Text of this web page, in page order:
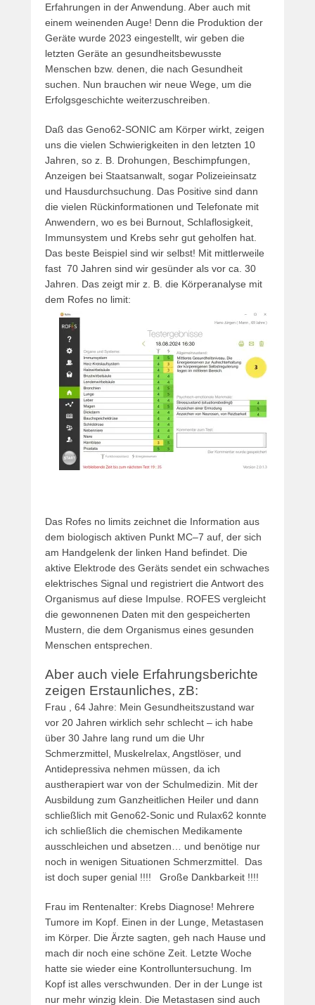
Erfahrungen in der Anwendung. Aber auch mit
einem weinenden Auge! Denn die Produktion der
Geräte wurde 2023 eingestellt, wir geben die
letzten Geräte an gesundheitsbewusste
Menschen bzw. denen, die nach Gesundheit
suchen. Nun brauchen wir neue Wege, um die
Erfolgsgeschichte weiterzuschreiben.
Daß das Geno62-SONIC am Körper wirkt, zeigen
uns die vielen Schwierigkeiten in den letzten 10
Jahren, so z. B. Drohungen, Beschimpfungen,
Anzeigen bei Staatsanwalt, sogar Polizeieinsatz
und Hausdurchsuchung. Das Positive sind dann
die vielen Rückinformationen und Telefonate mit
Anwendern, wo es bei Burnout, Schlaflosigkeit,
Immunsystem und Krebs sehr gut geholfen hat.
Das beste Beispiel sind wir selbst! Mit mittlerweile
fast 70 Jahren sind wir gesünder als vor ca. 30
Jahren. Das zeigt mir z. B. die Körperanalyse mit
dem Rofes no limit:
Das Rofes no limits zeichnet die Information aus
dem biologisch aktiven Punkt MC–7 auf, der sich
am Handgelenk der linken Hand befindet. Die
aktive Elektrode des Geräts sendet ein schwaches
elektrisches Signal und registriert die Antwort des
Organismus auf diese Impulse. ROFES vergleicht
die gewonnenen Daten mit den gespeicherten
Mustern, die dem Organismus eines gesunden
Menschen entsprechen.
Aber auch viele Erfahrungsberichte
zeigen Erstaunliches, zB:
Frau , 64 Jahre: Mein Gesundheitszustand war
vor 20 Jahren wirklich sehr schlecht – ich habe
über 30 Jahre lang rund um die Uhr
Schmerzmittel, Muskelrelax, Angstlöser, und
Antidepressiva nehmen müssen, da ich
austherapiert war von der Schulmedizin. Mit der
Ausbildung zum Ganzheitlichen Heiler und dann
schließlich mit Geno62-Sonic und Rulax62 konnte
ich schließlich die chemischen Medikamente
ausschleichen und absetzen… und benötige nur
noch in wenigen Situationen Schmerzmittel. Das
ist doch super genial !!!! Große Dankbarkeit !!!!
Frau im Rentenalter: Krebs Diagnose! Mehrere
Tumore im Kopf. Einen in der Lunge, Metastasen
im Körper. Die Ärzte sagten, geh nach Hause und
mach dir noch eine schöne Zeit. Letzte Woche
hatte sie wieder eine Kontrolluntersuchung. Im
Kopf ist alles verschwunden. Der in der Lunge ist
nur mehr winzig klein. Die Metastasen sind auch